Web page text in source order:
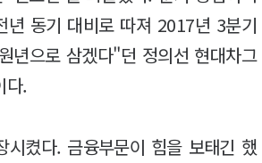
동기 대비로 따져 2017년 3분기
년으로 삼겠다"던 정의선 현대차그
다.
켰다. 금융부문이 힘을 보태긴 했